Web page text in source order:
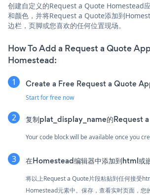
创建自定义的Request a Quote Homestead
和颜色，并将Request a Quote添加到
边栏，页脚或您喜欢的任何位置现场。
How To Add a Request a Quote
Homestead:
Create a Free Request a Quote
Start for free now
复制plat_display_name的Request
Your code block will be available once you
在Homestead编辑器中添加到html或
将以上Request a Quote片段粘贴到任何接受
Homestead元素中。保存，查看实时页面，您